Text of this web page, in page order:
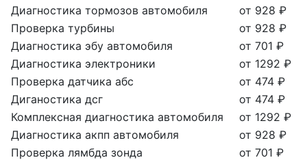
Диагностика тормозов автомобиля
от 928 ₽
Проверка турбины
от 928 ₽
Диагностика эбу автомобиля
от 701 ₽
Диагностика электроники
от 1292 ₽
Проверка датчика абс
от 474 ₽
Диганостика дсг
от 474 ₽
Комплексная диагностика автомобиля
от 1292 ₽
Диагностика акпп автомобиля
от 928 ₽
Проверка лямбда зонда
от 701 ₽